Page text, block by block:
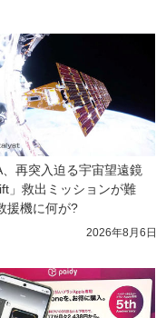
、再突入迫る宇宙望遠鏡
」救出ミッションが難
援機に何が?
2026年8月6日